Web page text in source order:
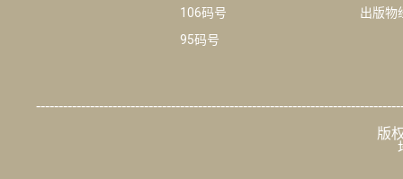
106码号
95码号
出版物
版